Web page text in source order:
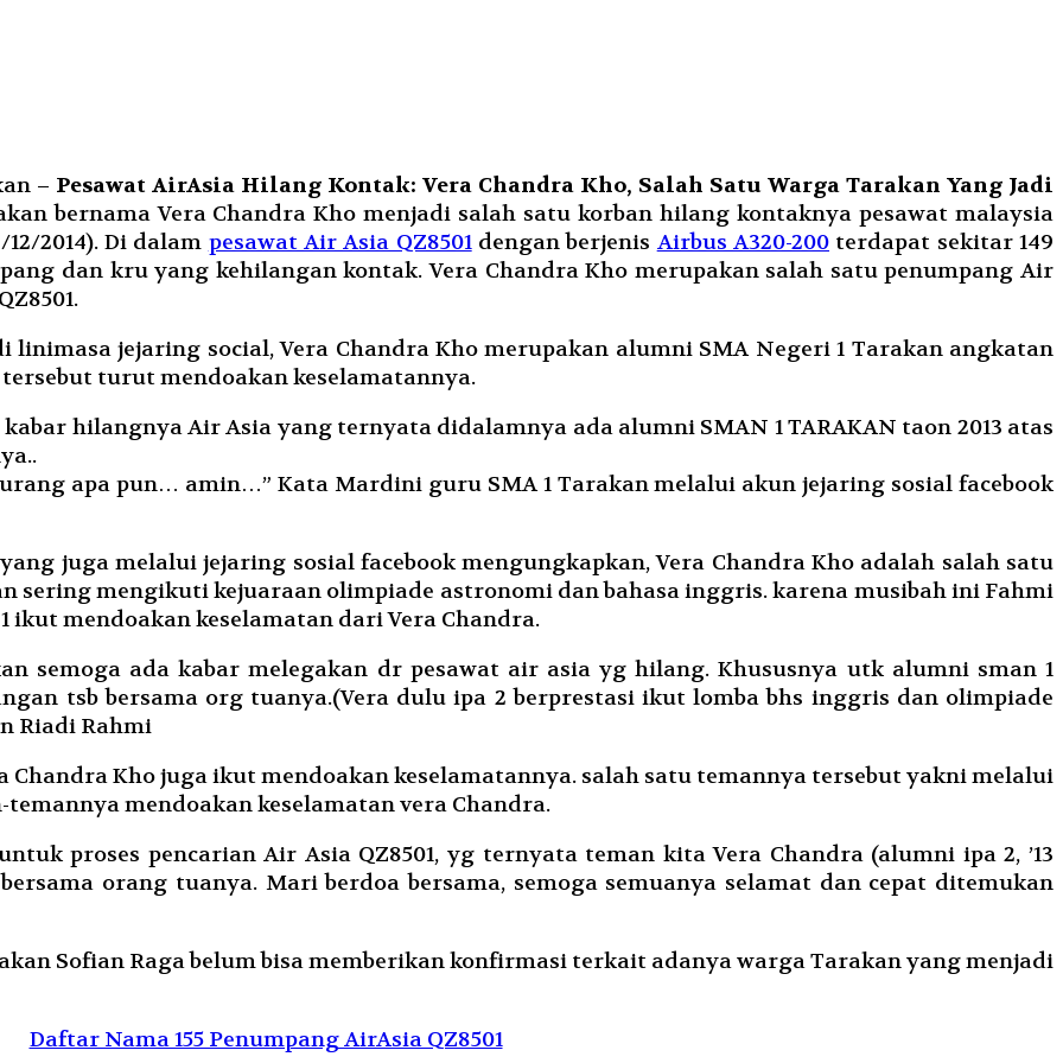
– Pesawat AirAsia Hilang Kontak: Vera Chandra Kho, Salah Satu Warga Tarakan Yang Jadi
bernama Vera Chandra Kho menjadi salah satu korban hilang kontaknya pesawat malaysia
2014). Di dalam pesawat Air Asia QZ8501dengan berjenis Airbus A320-200 terdapat sekitar 149
dan kru yang kehilangan kontak. Vera Chandra Kho merupakan salah satu penumpang Air
jejaring social, Vera Chandra Kho merupakan alumni SMA Negeri 1 Tarakan angkatan
turut mendoakan keselamatannya.
hilangnya Air Asia yang ternyata didalamnya ada alumni SMAN 1 TARAKAN taon 2013 atas
apa pun… amin…” Kata Mardini guru SMA 1 Tarakan melalui akun jejaring sosial facebook
juga melalui jejaring sosial facebook mengungkapkan, Vera Chandra Kho adalah salah satu
sering mengikuti kejuaraan olimpiade astronomi dan bahasa inggris. karena musibah ini Fahmi
ikut mendoakan keselamatan dari Vera Chandra.
semoga ada kabar melegakan dr pesawat air asia yg hilang. Khususnya utk alumni sman 1
tsb bersama org tuanya.(Vera dulu ipa 2 berprestasi ikut lomba bhs inggris dan olimpiade
Riadi Rahmi
Chandra Kho juga ikut mendoakan keselamatannya. salah satu temannya tersebut yakni melalui
mendoakan keselamatan vera Chandra.
proses pencarian Air Asia QZ8501, yg ternyata teman kitaVera Chandra(alumni ipa 2, ’13
orang tuanya. Mari berdoa bersama, semoga semuanya selamat dan cepat ditemukan
Sofian Raga belum bisa memberikan konfirmasi terkait adanya warga Tarakan yang menjadi
Daftar Nama 155 Penumpang AirAsia QZ8501